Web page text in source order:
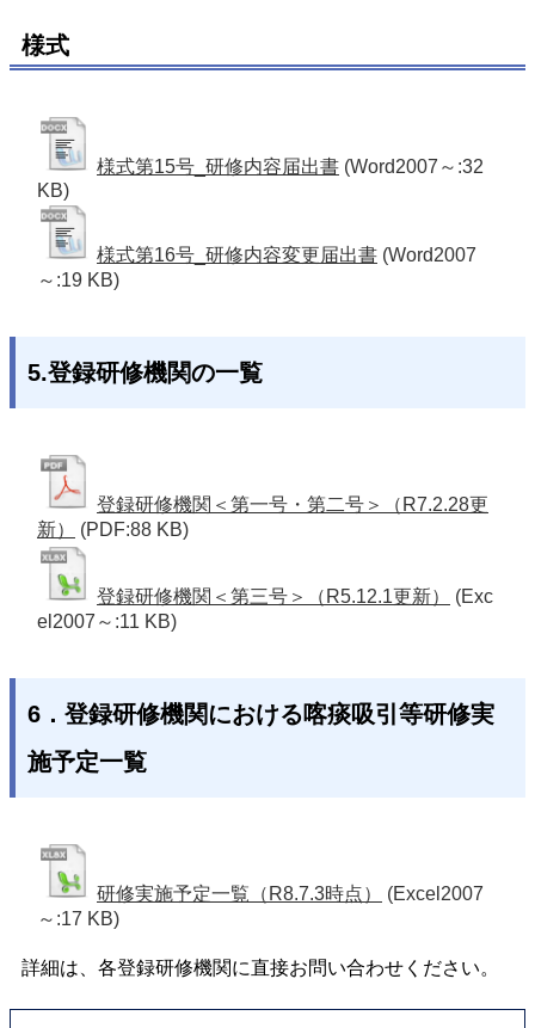
様式
様式第15号_研修内容届出書 (Word2007～:32
KB)
様式第16号_研修内容変更届出書 (Word2007
～:19 KB)
5.登録研修機関の一覧
登録研修機関＜第一号・第二号＞（R7.2.28更
新）
(PDF:88 KB)
登録研修機関＜第三号＞（R5.12.1更新）
(Exc
el2007～:11 KB)
6．登録研修機関における喀痰吸引等研修実
施予定一覧
研修実施予定一覧（R8.7.3時点）
(Excel2007
～:17 KB)
詳細は、各登録研修機関に直接お問い合わせください。